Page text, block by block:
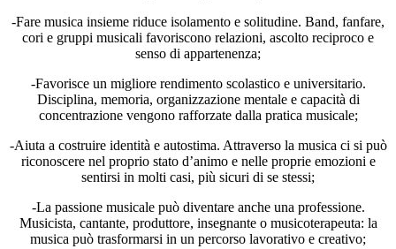
-Fare musica insieme riduce isolamento e solitudine. Band, fanfare,
cori e gruppi musicali favoriscono relazioni, ascolto reciproco e
senso di appartenenza;
-Favorisce un migliore rendimento scolastico e universitario.
Disciplina, memoria, organizzazione mentale e capacità di
concentrazione vengono rafforzate dalla pratica musicale;
-Aiuta a costruire identità e autostima. Attraverso la musica ci si può
riconoscere nel proprio stato d’animo e nelle proprie emozioni e
sentirsi in molti casi, più sicuri di se stessi;
-La passione musicale può diventare anche una professione.
Musicista, cantante, produttore, insegnante o musicoterapeuta: la
musica può trasformarsi in un percorso lavorativo e creativo;